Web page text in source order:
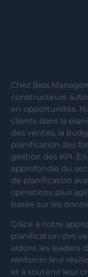
Chez Bios
constructeurs
en opportunités.
clients dans la
des ventes, la
planification des
gestion des KPI.
approfondie du
de planification
opérations plus
basée sur les
Grâce à notre
planification des
aidons les leaders
renforcer leur
et à soutenir leur